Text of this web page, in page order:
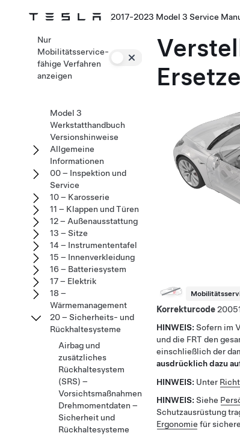
2017-2023 Model 3 Service
Korrekturcode
HINWEIS: Sofern im
und die FRT den
einschließlich der
ausdrücklich dazu
HINWEIS: Unter
HINWEIS: Siehe
Schutzausrüstung
Ergonomie für
Nur
Mobilitätsservice-
fähige Verfahren
anzeigen
Model 3
Werkstatthandbuch
Versionshinweise
Allgemeine
Informationen
00 – Inspektion und
Service
10 – Karosserie
11 – Klappen und Türen
12 – Außenausstattung
13 – Sitze
14 – Instrumententafel
15 – Innenverkleidung
16 – Batteriesystem
17 – Elektrik
18 –
Wärmemanagement
20 – Sicherheits- und
Rückhaltesysteme
Airbag und
zusätzliches
Rückhaltesystem
(SRS) –
Vorsichtsmaßnahmen
Drehmomentdaten –
Sicherheit und
Rückhaltesysteme